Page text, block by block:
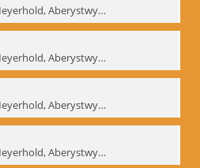
Past masters: Meyerhold, Aberystwyth, 27.-29.10.1995 - interne Signatur: BM-prt-94-1
Past masters: Meyerhold, Aberystwyth, 27.-29.10.1995 - interne Signatur: BM-prt-94-2
Past masters: Meyerhold, Aberystwyth, 27.-29.10.1995 - interne Signatur: BM-prt-94-3
Past masters: Meyerhold, Aberystwyth, 27.-29.10.1995 - interne Signatur: BM-prt-94-4